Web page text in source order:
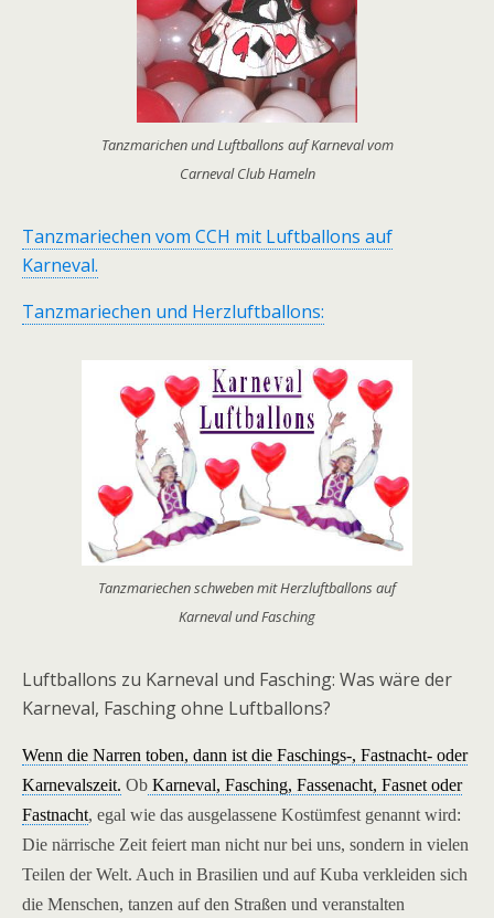
Tanzmarichen und Luftballons auf Karneval vom
Carneval Club Hameln
Tanzmariechen vom CCH mit Luftballons auf
Karneval.
Tanzmariechen und Herzluftballons:
Tanzmariechen schweben mit Herzluftballons auf
Karneval und Fasching
Luftballons zu Karneval und Fasching: Was wäre der
Karneval, Fasching ohne Luftballons?
Wenn die Narren toben, dann ist die Faschings-, Fastnacht- oder
Karnevalszeit. Ob Karneval, Fasching, Fassenacht, Fasnet oder
Fastnacht, egal wie das ausgelassene Kostümfest genannt wird:
Die närrische Zeit feiert man nicht nur bei uns, sondern in vielen
Teilen der Welt. Auch in Brasilien und auf Kuba verkleiden sich
die Menschen, tanzen auf den Straßen und veranstalten